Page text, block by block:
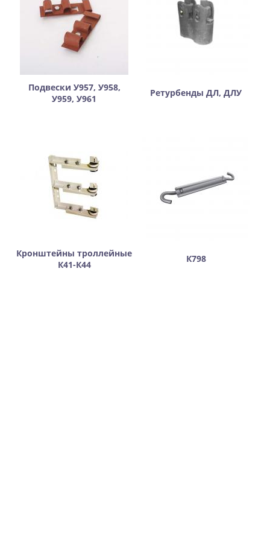
Подвески У957, У958,
У959, У961
Ретурбенды ДЛ, ДЛУ
Кронштейны троллейные
К41-К44
К798